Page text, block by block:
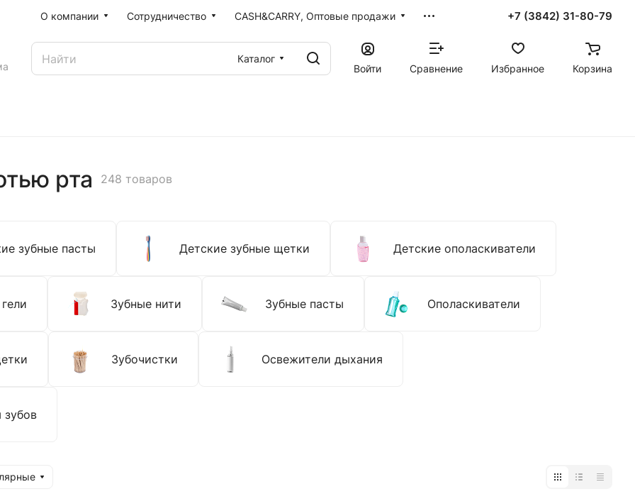
О компании Сотрудничество CASH&CARRY, Оптовые продажи +7 (3842) 31-80-79
Каталог
Войти
Сравнение Избранное Корзина
рта 248 товаров
зубные пасты Детские зубные щетки Детские ополаскиватели
Зубные нити Зубные пасты Ополаскиватели
Зубочистки Освежители дыхания
зубов